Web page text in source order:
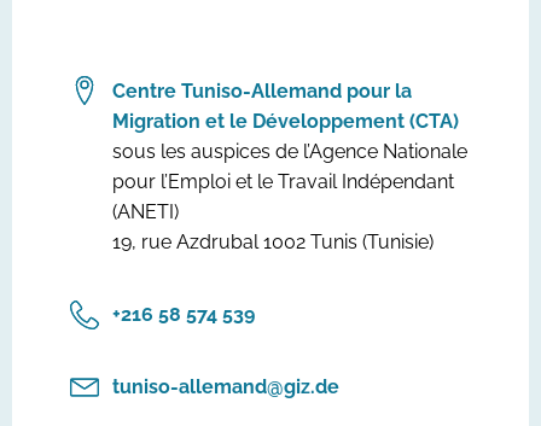
Centre Tuniso-Allemand pour la
Migration et le Développement (CTA)
sous les auspices de l’Agence Nationale
pour l’Emploi et le Travail Indépendant
(ANETI)
19, rue Azdrubal 1002 Tunis (Tunisie)
‎+216 58 574 539
tuniso-allemand@giz.de